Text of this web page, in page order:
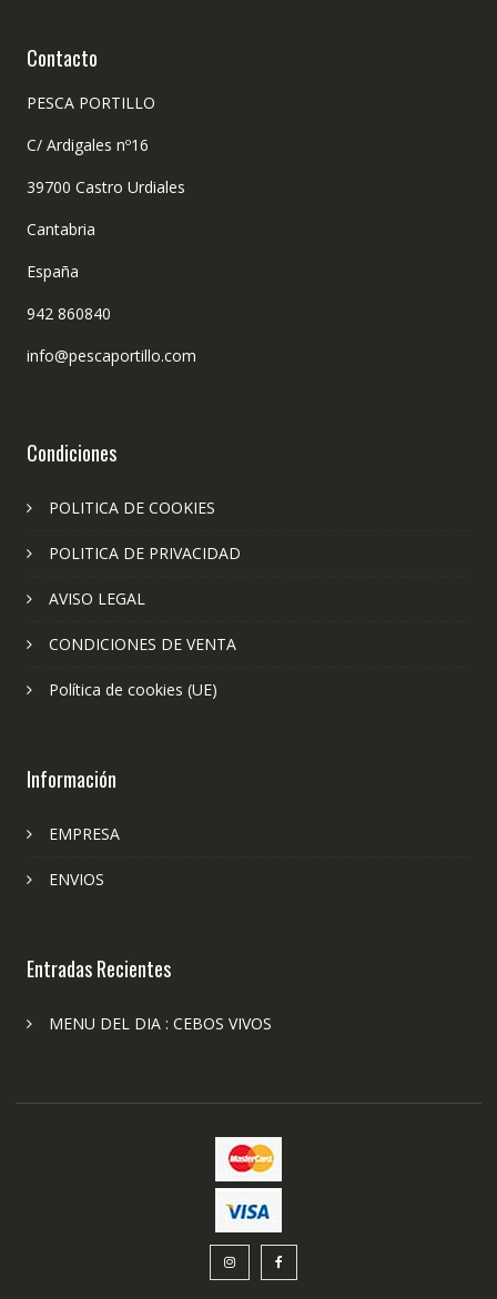
Contacto
PESCA PORTILLO
C/ Ardigales nº16
39700 Castro Urdiales
Cantabria
España
942 860840
info@pescaportillo.com
Condiciones
POLITICA DE COOKIES
POLITICA DE PRIVACIDAD
AVISO LEGAL
CONDICIONES DE VENTA
Política de cookies (UE)
Información
EMPRESA
ENVIOS
Entradas Recientes
MENU DEL DIA : CEBOS VIVOS